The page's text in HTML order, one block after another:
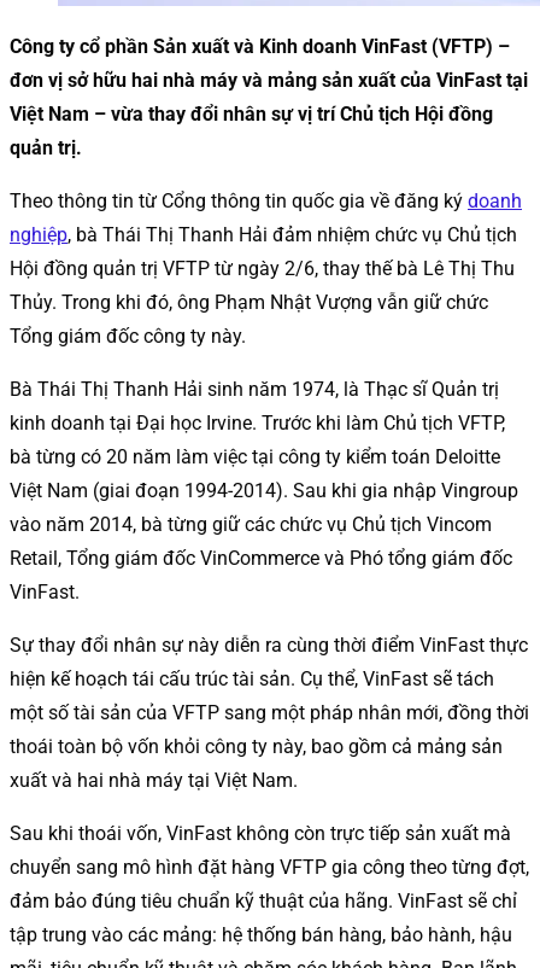
Công ty cổ phần Sản xuất và Kinh doanh VinFast (VFTP) –
đơn vị sở hữu hai nhà máy và mảng sản xuất của VinFast tại
Việt Nam – vừa thay đổi nhân sự vị trí Chủ tịch Hội đồng
quản trị.
Theo thông tin từ Cổng thông tin quốc gia về đăng ký doanh
nghiệp, bà Thái Thị Thanh Hải đảm nhiệm chức vụ Chủ tịch
Hội đồng quản trị VFTP từ ngày 2/6, thay thế bà Lê Thị Thu
Thủy. Trong khi đó, ông Phạm Nhật Vượng vẫn giữ chức
Tổng giám đốc công ty này.
Bà Thái Thị Thanh Hải sinh năm 1974, là Thạc sĩ Quản trị
kinh doanh tại Đại học Irvine. Trước khi làm Chủ tịch VFTP,
bà từng có 20 năm làm việc tại công ty kiểm toán Deloitte
Việt Nam (giai đoạn 1994-2014). Sau khi gia nhập Vingroup
vào năm 2014, bà từng giữ các chức vụ Chủ tịch Vincom
Retail, Tổng giám đốc VinCommerce và Phó tổng giám đốc
VinFast.
Sự thay đổi nhân sự này diễn ra cùng thời điểm VinFast thực
hiện kế hoạch tái cấu trúc tài sản. Cụ thể, VinFast sẽ tách
một số tài sản của VFTP sang một pháp nhân mới, đồng thời
thoái toàn bộ vốn khỏi công ty này, bao gồm cả mảng sản
xuất và hai nhà máy tại Việt Nam.
Sau khi thoái vốn, VinFast không còn trực tiếp sản xuất mà
chuyển sang mô hình đặt hàng VFTP gia công theo từng đợt,
đảm bảo đúng tiêu chuẩn kỹ thuật của hãng. VinFast sẽ chỉ
tập trung vào các mảng: hệ thống bán hàng, bảo hành, hậu